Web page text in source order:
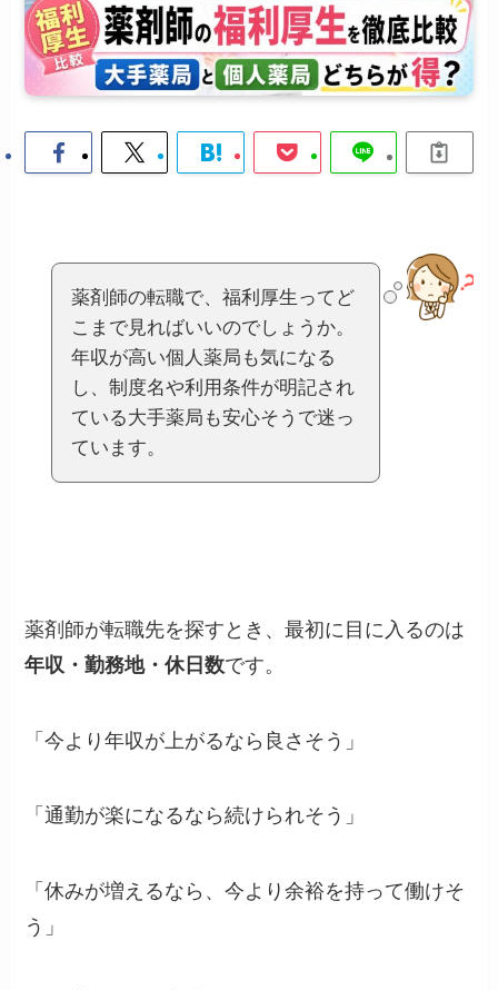
薬剤師の転職で、福利厚生ってど
こまで見ればいいのでしょうか。
年収が高い個人薬局も気になる
し、制度名や利用条件が明記され
ている大手薬局も安心そうで迷っ
ています。
薬剤師が転職先を探すとき、最初に目に入るのは
年収・勤務地・休日数です。
「今より年収が上がるなら良さそう」
「通勤が楽になるなら続けられそう」
「休みが増えるなら、今より余裕を持って働けそ
う」